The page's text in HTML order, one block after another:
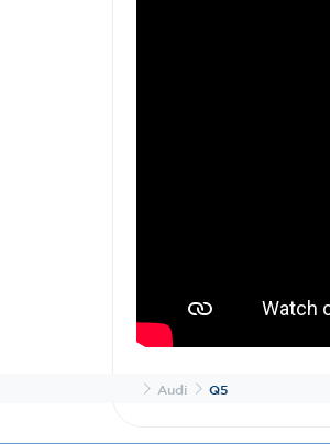
InicioAudi Q5